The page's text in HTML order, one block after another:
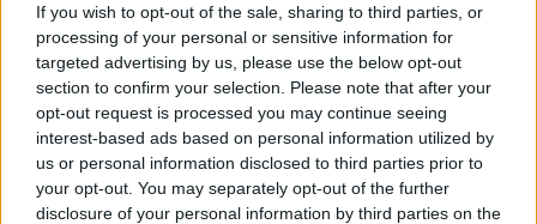
If you wish to opt-out of the sale, sharing to third parties, or
processing of your personal or sensitive information for
targeted advertising by us, please use the below opt-out
section to confirm your selection. Please note that after your
opt-out request is processed you may continue seeing
interest-based ads based on personal information utilized by
us or personal information disclosed to third parties prior to
your opt-out. You may separately opt-out of the further
disclosure of your personal information by third parties on the
Santé
Sieste après 65 ans : la
clé pour préserver votre
cerveau ou le mettre en
danger
Ménopause et
problèmes urinaires : le
secret inattendu des
sous-vêtements à
découvrir
Ménopause précoce : le
risque accru
d’hypertension à ne pas
ignorer